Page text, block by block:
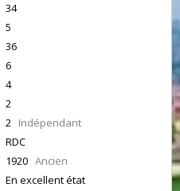
34
5
36
6
4
2
2 Indépendant
RDC
1920 Ancien
En excellent état